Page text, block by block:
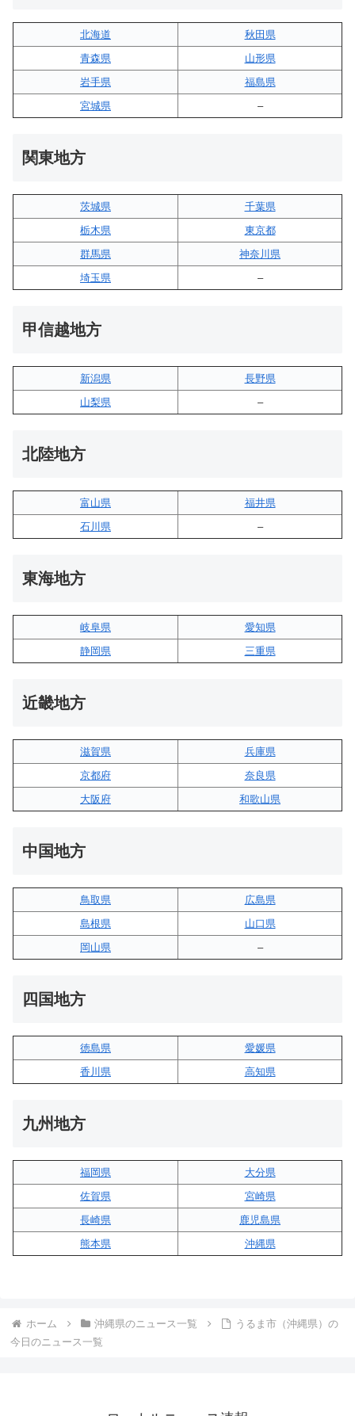
北海道
秋田県
青森県
山形県
岩手県
福島県
宮城県
–
関東地方
茨城県
千葉県
栃木県
東京都
群馬県
神奈川県
埼玉県
–
甲信越地方
新潟県
長野県
山梨県
–
北陸地方
富山県
福井県
石川県
–
東海地方
岐阜県
愛知県
静岡県
三重県
近畿地方
滋賀県
兵庫県
京都府
奈良県
大阪府
和歌山県
中国地方
鳥取県
広島県
島根県
山口県
岡山県
–
四国地方
徳島県
愛媛県
香川県
高知県
九州地方
福岡県
大分県
佐賀県
宮崎県
長崎県
鹿児島県
熊本県
沖縄県
ホーム 沖縄県のニュース一覧
うるま市（沖縄県）の
今日のニュース一覧